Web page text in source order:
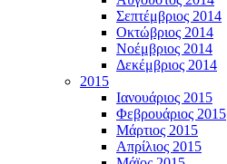
Σεπτέμβριος 2014
Οκτώβριος 2014
Νοέμβριος 2014
Δεκέμβριος 2014
2015
Ιανουάριος 2015
Φεβρουάριος 2015
Μάρτιος 2015
Απρίλιος 2015